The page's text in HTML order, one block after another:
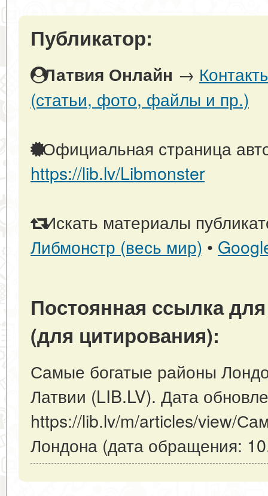
Публикатор:
Латвия Онлайн →
(статьи, фото, файлы и пр.)
Официальная страница
https://lib.lv/Libmonster
Искать материалы
Либмонстр (весь мир) •
Постоянная ссылка
(для цитирования):
Самые богатые районы
Латвии (LIB.LV). Дата
https://lib.lv/m/articles/view/
Лондона (дата обращения: